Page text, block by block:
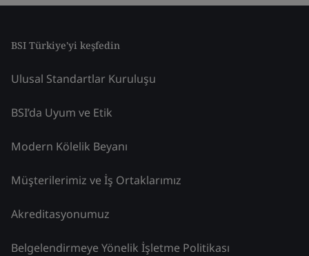
BSI Türkiye'yi keşfedin
Ulusal Standartlar Kuruluşu
BSI’da Uyum ve Etik
Modern Kölelik Beyanı
Müşterilerimiz ve İş Ortaklarımız
Akreditasyonumuz
Belgelendirmeye Yönelik İşletme Politikası